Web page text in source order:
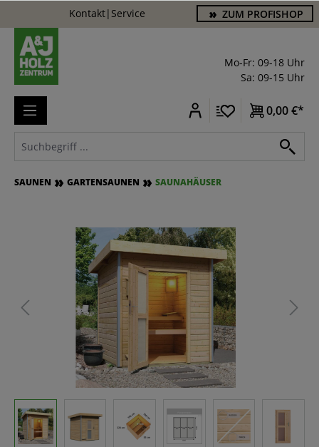
Kontakt| Service ZUM PROFISHOP
Mo-Fr: 09-18 Uhr
Sa: 09-15 Uhr
0,00 €*
SAUNEN GARTENSAUNEN SAUNAHÄUSER
Bildergalerie überspringen